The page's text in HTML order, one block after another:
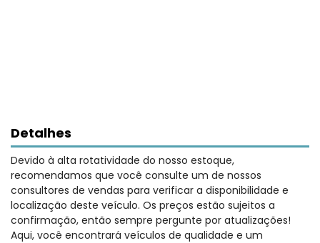
Detalhes
Devido à alta rotatividade do nosso estoque,
recomendamos que você consulte um de nossos
consultores de vendas para verificar a disponibilidade e
localização deste veículo. Os preços estão sujeitos a
confirmação, então sempre pergunte por atualizações!
Aqui, você encontrará veículos de qualidade e um